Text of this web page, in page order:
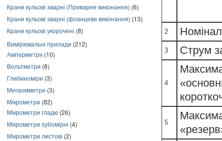
Крани кульові зварні (Приварне виконання) (6)
Крани кульові зварні (фланцеве виконання) (13)
Крани кульові укорочені (8)
Вимірювальні прилади (212)
Амперметри (10)
Вольтметри (8)
Глибиноміри (3)
Мегаомметри (3)
Мікрометри (82)
Мікрометри гладкі (26)
Мікрометри зубомірні (4)
Мікрометри листові (2)
2
3 Струм
4
5